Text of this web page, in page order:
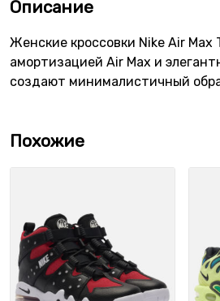
Описание
Женские кроссовки Nike Air Max
амортизацией Air Max и
создают минималистичный
Похожие